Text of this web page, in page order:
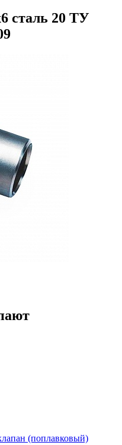
сталь 20 ТУ
(поплавковый)